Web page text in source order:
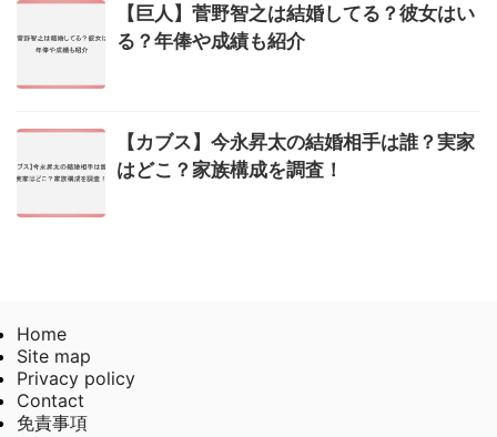
【巨人】菅野智之は結婚してる？彼女はい
る？年俸や成績も紹介
【カブス】今永昇太の結婚相手は誰？実家
はどこ？家族構成を調査！
Home
Site map
Privacy policy
Contact
免責事項